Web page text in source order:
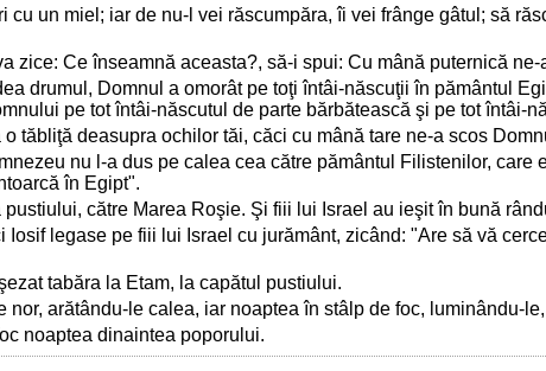
un miel; iar de nu-l vei răscumpăra, îi vei frânge gâtul; să
zice: Ce înseamnă aceasta?, să-i spui: Cu mână puternică
drumul, Domnul a omorât pe toţi întâi-născuţii în pământul
pe tot întâi-născutul de parte bărbătească şi pe tot întâi-
tăbliţă deasupra ochilor tăi, căci cu mână tare ne-a scos
nu l-a dus pe calea cea către pământul Filistenilor,
în Egipt".
către Marea Roşie. Şi fiii lui Israel au ieşit în bună
legase pe fiii lui Israel cu jurământ, zicând: "Are să vă
tabăra la Etam, la capătul pustiului.
nor, arătându-le calea, iar noaptea în stâlp de foc, luminându-
noaptea dinaintea poporului.